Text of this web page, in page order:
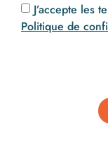
J’accepte les
Politique de